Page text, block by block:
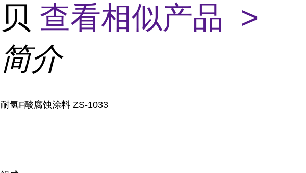
贝 查看相似产品 >
简介
耐氢F酸腐蚀涂料 ZS-1033